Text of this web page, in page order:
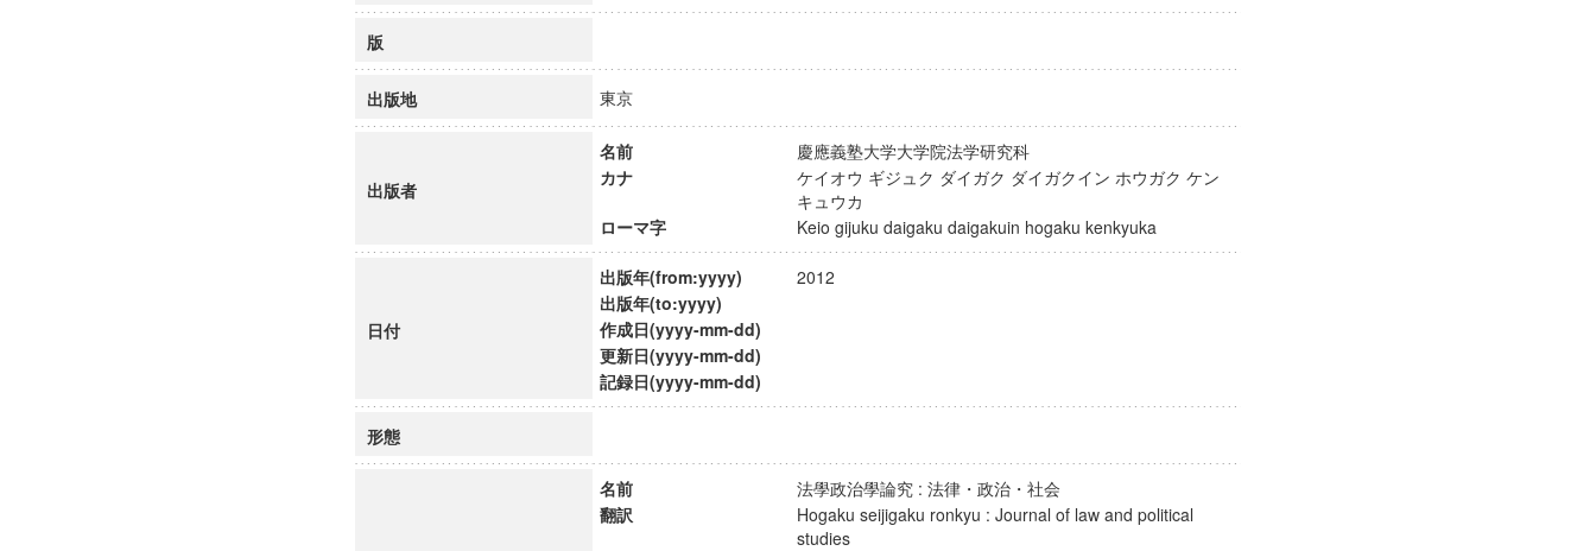
慶應義塾大学グローバルCOEプログラム論理と感性の先端的教育研究拠点
博士課程教育リーディングプログラム「超成熟社会発展のサイエンス」
版
出版地 東京
出版者
名前
慶應義塾大学大学院法学研究科
カナ
ケイオウ ギジュク ダイガク ダイガクイン ホウガク ケン
キュウカ
ローマ字
Keio gijuku daigaku daigakuin hogaku kenkyuka
日付
出版年(from:yyyy)
2012
出版年(to:yyyy)
作成日(yyyy-mm-dd)
更新日(yyyy-mm-dd)
記録日(yyyy-mm-dd)
形態
名前
法學政治學論究 : 法律・政治・社会
翻訳
Hogaku seijigaku ronkyu : Journal of law and political
studies